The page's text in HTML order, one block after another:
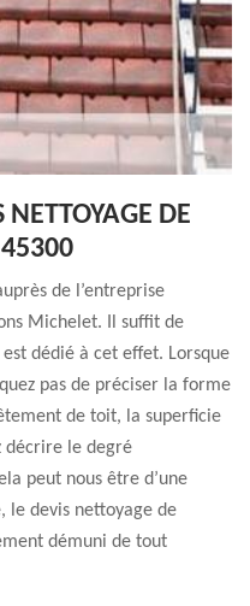
DE
de l’entreprise
Michelet. Il suffit de
dédié à cet effet. Lorsque
pas de préciser la forme
de toit, la superficie
décrire le degré
peut nous être d’une
le devis nettoyage de
démuni de tout